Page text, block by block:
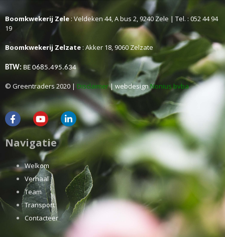
Boomkwekerij Zele: Veldeken 44, A bus 2, 9240 Zele | Tel. : 052 44 94
19
Boomkwekerij Zelzate : Akker 18, 9060 Zelzate
BTW: BE 0685.495.634
© Greentraders 2020 | Disclaimer| webdesignNonius bvba
Navigatie
Welkom
Verhaal
Team
Transport
Contacteer